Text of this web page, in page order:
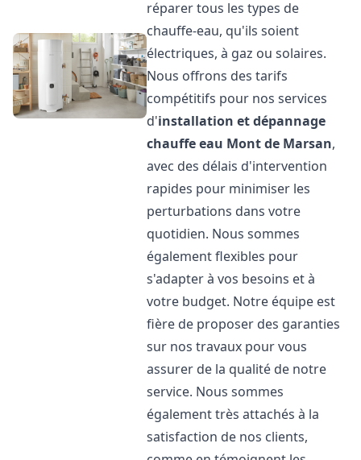
réparer tous les types de
chauffe-eau, qu'ils soient
électriques, à gaz ou solaires.
Nous offrons des tarifs
compétitifs pour nos services
d'installation et dépannage
chauffe eau Mont de Marsan,
avec des délais d'intervention
rapides pour minimiser les
perturbations dans votre
quotidien. Nous sommes
également flexibles pour
s'adapter à vos besoins et à
votre budget. Notre équipe est
fière de proposer des garanties
sur nos travaux pour vous
assurer de la qualité de notre
service. Nous sommes
également très attachés à la
satisfaction de nos clients,